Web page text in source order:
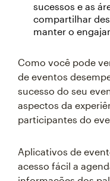
sucessos e as
compartilhar
manter o
Como você pode
de eventos
sucesso do seu
aspectos da
participantes do
Aplicativos de
acesso fácil a